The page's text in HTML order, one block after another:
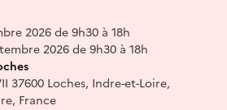
2026 de 9h30 à 18h
2026 de 9h30 à 18h
37600 Loches, Indre-et-Loire,
France